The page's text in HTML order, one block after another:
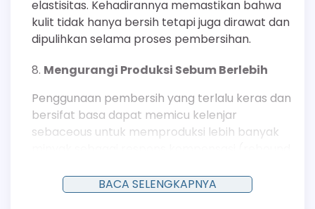
elastisitas. Kehadirannya memastikan bahwa
kulit tidak hanya bersih tetapi juga dirawat dan
dipulihkan selama proses pembersihan.
Mengurangi Produksi Sebum Berlebih
Penggunaan pembersih yang terlalu keras dan
bersifat basa dapat memicu kelenjar
sebaceous untuk memproduksi lebih banyak
Sebaliknya, formula pH 5.5 yang lembut ini
BACA SELENGKAPNYA